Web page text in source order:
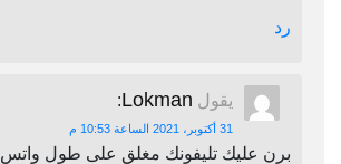
رد
يقول Lokman
:
31 أكتوبر، 2021 الساعة 10:53 م
برن عليك تليفونك مغلق على طول واتس